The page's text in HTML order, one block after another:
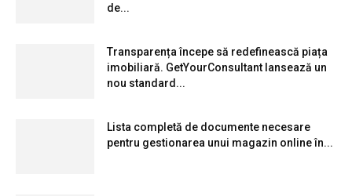
de...
Transparența începe să redefinească piața
imobiliară. GetYourConsultant lansează un
nou standard...
Lista completă de documente necesare
pentru gestionarea unui magazin online în...